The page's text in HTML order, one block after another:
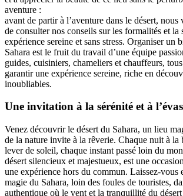
aventure :
avant de partir à l’aventure dans le désert, nous
de consulter nos conseils sur les formalités et la
expérience sereine et sans stress. Organiser un
Sahara est le fruit du travail d’une équipe
guides, cuisiniers, chameliers et chauffeurs,
garantir une expérience sereine, riche en
inoubliables.
Une invitation à la sérénité et à
Venez découvrir le désert du Sahara, un lieu
de la nature invite à la rêverie. Chaque nuit à la
lever de soleil, chaque instant passé loin du
désert silencieux et majestueux, est une
une expérience hors du commun. Laissez-vous
magie du Sahara, loin des foules de touristes,
authentique où le vent et la tranquillité du